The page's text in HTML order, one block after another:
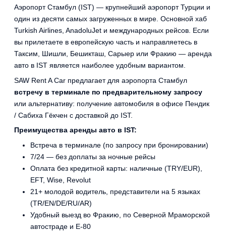
Аэропорт Стамбул (IST) — крупнейший аэропорт Турции и
один из десяти самых загруженных в мире. Основной хаб
Turkish Airlines, AnadoluJet и международных рейсов. Если
вы прилетаете в европейскую часть и направляетесь в
Таксим, Шишли, Бешикташ, Сарыер или Фракию — аренда
авто в IST является наиболее удобным вариантом.
SAW Rent A Car предлагает для аэропорта Стамбул
встречу в терминале по предварительному запросу
или альтернативу: получение автомобиля в офисе Пендик
/ Сабиха Гёкчен с доставкой до IST.
Преимущества аренды авто в IST:
Встреча в терминале (по запросу при бронировании)
7/24 — без доплаты за ночные рейсы
Оплата без кредитной карты: наличные (TRY/EUR),
EFT, Wise, Revolut
21+ молодой водитель, представители на 5 языках
(TR/EN/DE/RU/AR)
Удобный выезд во Фракию, по Северной Мраморской
автостраде и Е-80